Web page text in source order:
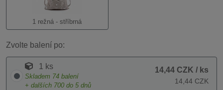
1 režná - stříbrná
Zvolte balení po:
1 ks
Skladem 74 balení
+ dalších 700 do 5 dnů
14,44 CZK / ks
14,44 CZK